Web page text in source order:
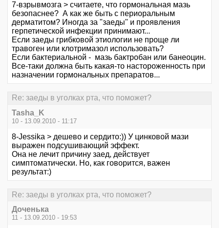
7-взрывмозга > считаете, что гормональная мазь
безопаснее? А как же быть с периоральным
дерматитом? Иногда за "заеды" и проявления
герпетической инфекции принимают...
Если заеды грибковой этиологии не проще ли
травоген или клотримазол использовать?
Если бактериальной - мазь бактробан или банеоцин.
Все-таки должна быть какая-то настороженность при
назначении гормональных препаратов...
Re: заеды в уголках рта, что поможет?
Tasha_K
10 - 13.09.2010 - 11:17
8-Jessika > дешево и сердито:)) У цинковой мази
выражен подсушивающий эффект.
Она не лечит причину заед, действует
симптоматически. Но, как говорится, важен
результат:)
Re: заеды в уголках рта, что поможет?
Доченька
11 - 13.09.2010 - 19:53